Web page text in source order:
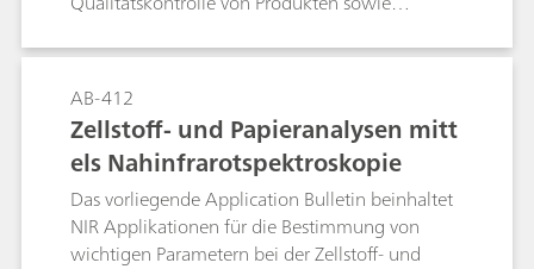
Produktherstellung oder auch von
Endprodukten. Dieses Application Bulletin zeigt
NIR-Applikationen und
Durchführbarkeitsstudien aus der Lack- und
Farbindustrie, die mittels NIRSystems
durchgeführt wurden.
AB-412
Zellstoff- und Papieranalysen mitt
els Nahinfrarotspektroskopie
Das vorliegende Application Bulletin beinhaltet
NIR Applikationen für die Bestimmung von
wichtigen Parametern bei der Zellstoff- und